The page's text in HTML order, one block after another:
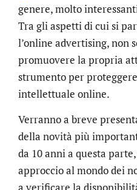
genere, molto
Tra gli aspetti di cui si
l’online advertising, non
promuovere la propria
strumento per
intellettuale online.
Verranno a breve
della novità più
da 10 anni a questa
approccio al mondo dei